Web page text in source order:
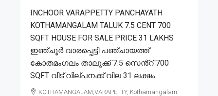
INCHOOR VARAPPETTY PANCHAYATH
KOTHAMANGALAM TALUK 7.5 CENT 700
SQFT HOUSE FOR SALE PRICE 31 LAKHS
ഇഞ്ചൂർ വാരപ്പെട്ടി പഞ്ചായത്ത്
കോതമംഗലം താലൂക്ക് 7.5 സെൻ്റ് 700
SQFT വീട് വില്പനക്ക് വില 31 ലക്ഷം
KOTHAMANGALAM,VARAPETTY, Kothamangalam